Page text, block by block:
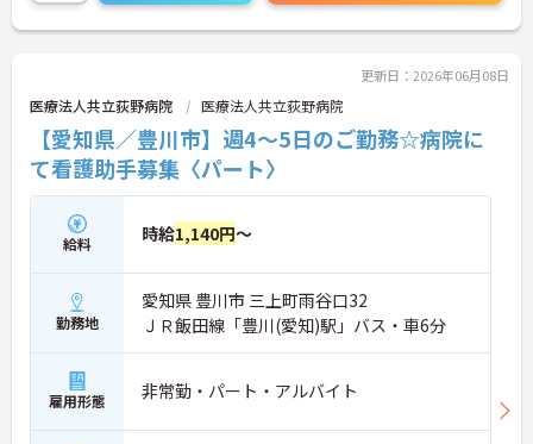
更新日：2026年06月08日
医療法人共立荻野病院 医療法人共立荻野病院
【愛知県／豊川市】週4～5日のご勤務☆病院に
て看護助手募集〈パート〉
給料 時給1,140円～
勤務地
愛知県 豊川市 三上町雨谷口32
ＪＲ飯田線「豊川(愛知)駅」バス・車6分
雇用形態 非常勤・パート・アルバイト